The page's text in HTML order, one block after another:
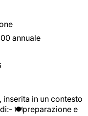
annuale
inserita in un contesto
🍽️preparazione e